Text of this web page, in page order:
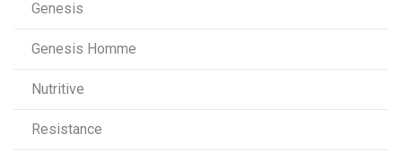
Genesis
Genesis Homme
Nutritive
Resistance